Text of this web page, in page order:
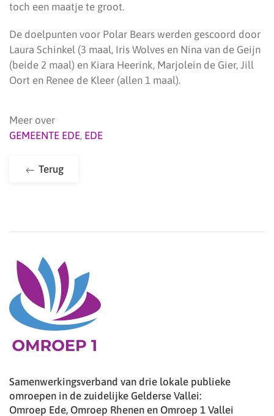
toch een maatje te groot.
De doelpunten voor Polar Bears werden gescoord door
Laura Schinkel (3 maal, Iris Wolves en Nina van de Geijn
(beide 2 maal) en Kiara Heerink, Marjolein de Gier, Jill
Oort en Renee de Kleer (allen 1 maal).
Meer over
GEMEENTE EDE, EDE
Terug
Samenwerkingsverband van drie lokale publieke
omroepen in de zuidelijke Gelderse Vallei:
Omroep Ede, Omroep Rhenen en Omroep 1 Vallei